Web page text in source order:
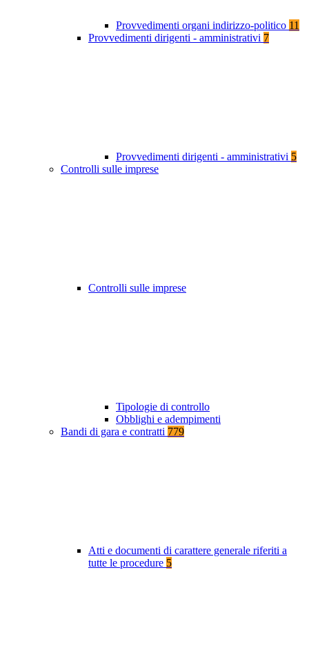
Provvedimenti organi indirizzo-politico 11
Provvedimenti dirigenti - amministrativi 7
Provvedimenti dirigenti - amministrativi 5
Controlli sulle imprese
Controlli sulle imprese
Tipologie di controllo
Obblighi e adempimenti
Bandi di gara e contratti 779
Atti e documenti di carattere generale riferiti a
tutte le procedure 5